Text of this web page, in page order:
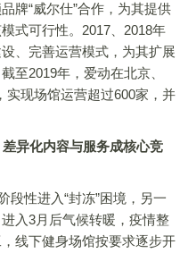
“威尔仕”合作，为其提供
式可行性。2017、2018年
、完善运营模式，为其扩展
至2019年，爱动在北京、
实现场馆运营超过600家，并
异化内容与服务成核心竞
性进入“封冻”困境，另一
入3月后气候转暖，疫情整
线下健身场馆按要求逐步开